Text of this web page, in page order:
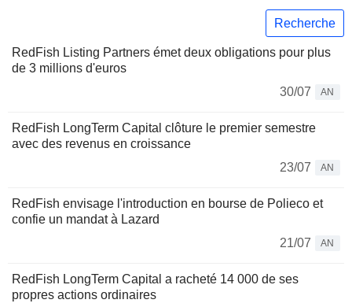
Recherche
RedFish Listing Partners émet deux obligations pour plus
de 3 millions d'euros
30/07
AN
RedFish LongTerm Capital clôture le premier semestre
avec des revenus en croissance
23/07
AN
RedFish envisage l'introduction en bourse de Polieco et
confie un mandat à Lazard
21/07
AN
RedFish LongTerm Capital a racheté 14 000 de ses
propres actions ordinaires